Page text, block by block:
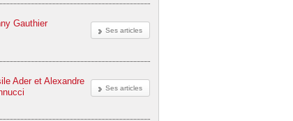
Ses articles
Gauthier
Ses articles
Ader et Alexandre